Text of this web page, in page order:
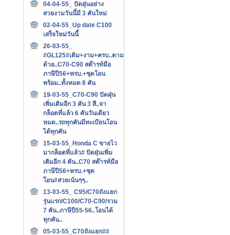
04-04-55_ ปัดฝุ่นอย่าง
สวยงามวันนี้มี 3 คันใหม่
02-04-55_Up date C100
เสร็จใหม่วันนี้
26-03-55_
#GL125#เดิม+งาม+ครบ..ตาม
ด้วย..C70-C90 สต๊ารท์มือ
ภาษีปี56+พรบ.+ชุดโอน
พร้อม..ทั้งหมด 8 คัน
19-03-55_C70-C90 ปัดฝุ่น
เพิ่มเติมอีก 3 คัน 3 สี..จา
กล็อตที่แล้ว 6 คันวันเดียว
หมด..รถทุกคันมีทะเบียนโอน
ได้ทุกคัน
15-03-55_Honda C ขายไว
มากล็อตที่แล้ว# ปัดฝุ่นเพิ่ม
เติมอีก 4 คัน..C70 สต๊ารท์มือ
ภาษ๊ปี56+พรบ.+ชุด
โอน#สวยเน้นๆๆ..
13-03-55_ C95/C70ถังแยก
รุ่นเเรก/C100/C70-C90/รวม
7 คัน..ภาษีปี55-56..โอนได้
ทุกคัน..
05-03-55_C70ถังแยก##